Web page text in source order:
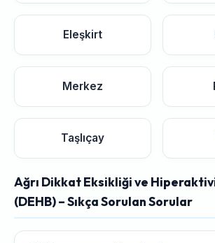
Eleşkirt
Merkez
Taşlıçay
Ağrı Dikkat Eksikliği ve
(DEHB) – Sıkça Sorulan Sorular